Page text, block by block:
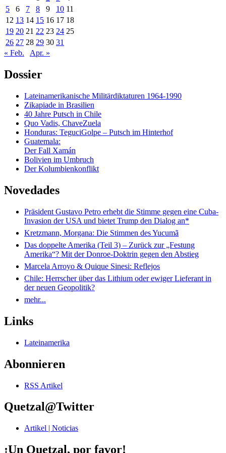
5
6 7 8 9 10 11
12 13 14 15 16 17 18
19 20 21 22 23 24 25
26 27 28 29 30 31
« Feb.
Apr. »
Dossier
Lateinamerikanische Militärdiktaturen 1964-1990
Zikapiade in Brasilien
40 Jahre Putsch in Chile
Quo Vadis, ChaveZuela
Honduras: TeguciGolpe – Putsch im Hinterhof
Guatemala:
Der Fall Xamán
Bolivien im Umbruch
Der Kolumbienkonflikt
Novedades
Präsident Gustavo Petro erhebt die Stimme gegen eine Cuba-
Invasion der USA und bietet Trump den Dialog an*
Kretzmann, Morgana: Die Stimmen des Yucumã
Das doppelte Amerika (Teil 3) – Zurück zur „Festung
Amerika“? Mit der Donroe-Doktrin gegen den Abstieg
Marcela Arroyo & Quique Sinesi: Reflejos
Chile: Herrscher über das Lithium oder ewiger Lieferant in
der neuen Geopolitik?
mehr...
Links
Lateinamerika
Abonnieren
RSS Artikel
Quetzal@Twitter
Artikel | Noticias
¡Un Quetzal, por favor!